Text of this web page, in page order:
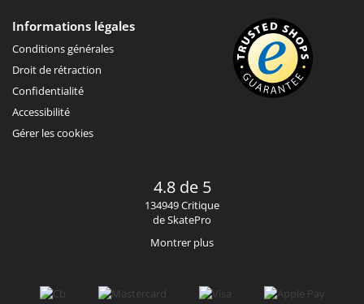
Informations légales
Conditions générales
Droit de rétraction
Confidentialité
Accessibilité
Gérer les cookies
4.8 de 5
134949 Critique
de SkatePro
Montrer plus